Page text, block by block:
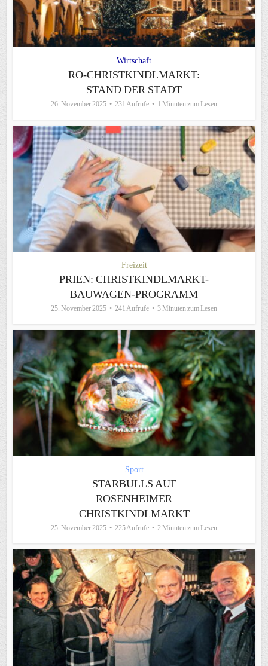
Wirtschaft
RO-CHRISTKINDLMARKT:
STAND DER STADT
26. November 2025 231 Aufrufe 1 Minuten zum Lesen
Freizeit
PRIEN: CHRISTKINDLMARKT-
BAUWAGEN-PROGRAMM
25. November 2025 241 Aufrufe 3 Minuten zum Lesen
Sport
STARBULLS AUF
ROSENHEIMER
CHRISTKINDLMARKT
25. November 2025 225 Aufrufe 2 Minuten zum Lesen